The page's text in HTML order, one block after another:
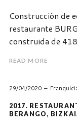
Construcción de
restaurante
construida de
READ MORE
29/04/2020
2017.
BERANGO,